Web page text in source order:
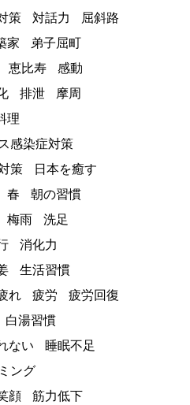
策 対話力
屈斜路
家
弟子屈町
恵比寿
感動
排泄
摩周
理
感染症対策
策
日本を癒す
春
朝の習慣
梅雨
洗足
消化力
生活習慣
れ 疲労
疲労回復
白湯習慣
ない
睡眠不足
ング
顔
筋力低下